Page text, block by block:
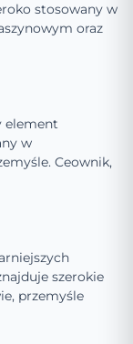
stosowany w
oraz
element
w
Ceownik,
szerokie
przemyśle